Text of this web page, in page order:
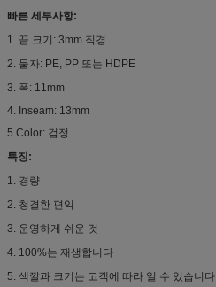
빠른 세부사항:
1. 끝 크기: 3mm 직경
2. 물자: PE, PP 또는 HDPE
3. 폭: 11mm
4. Inseam: 13mm
5.Color: 검정
특징:
1. 경량
2. 청결한 편익
3. 운영하게 쉬운 것
4. 100%는 재생합니다
5. 색깔과 크기는 고객에 따라 일 수 있습니다